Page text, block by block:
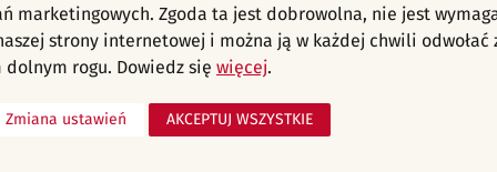
na schody
na taras
komercyjne
Płytki jodełka
Płytki kamienne
Płytki kolorowe
aranżacji spełniających wybrane filtry. Przejdź do pełnejoferty
marketingowych. Zgoda ta jest dobrowolna, nie jest
strony internetowej i można ją w każdej chwili odwołać
dolnym rogu. Dowiedz się więcej.
Zmiana ustawień AKCEPTUJ WSZYSTKIE